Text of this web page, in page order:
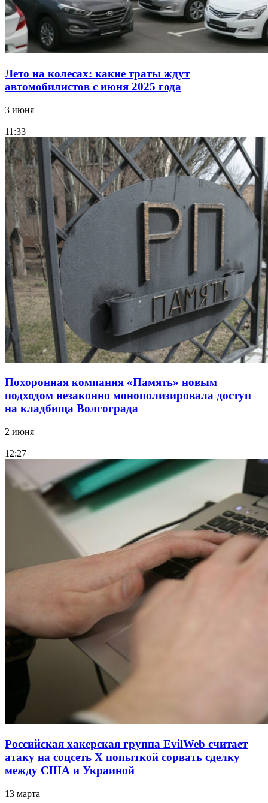
Лето на колесах: какие траты ждут
автомобилистов с июня 2025 года
3 июня
11:33
Похоронная компания «Память» новым
подходом незаконно монополизировала доступ
на кладбища Волгограда
2 июня
12:27
Российская хакерская группа EvilWeb считает
атаку на соцсеть Х попыткой сорвать сделку
между США и Украиной
13 марта